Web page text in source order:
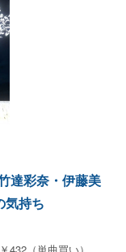
達彩奈・伊藤美
気持ち